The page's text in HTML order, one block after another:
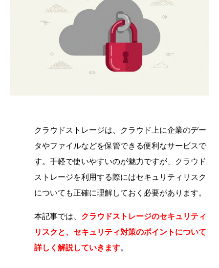
クラウドストレージは、クラウド上に企業のデー
タやファイルなどを保管できる便利なサービスで
す。手軽で使いやすいのが魅力ですが、クラウド
ストレージを利用する際にはセキュリティリスク
についても正確に理解しておく必要があります。
本記事では、 クラウドストレージのセキュリティ
リスクと、セキュリティ対策のポイントについて
詳しく解説していきます。